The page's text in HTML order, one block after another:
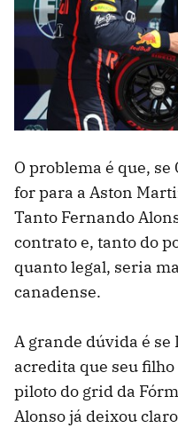
O problema é que,
for para a Aston
Tanto Fernando
contrato e, tanto do
quanto legal, seria
canadense.
A grande dúvida é
acredita que seu
piloto do grid da
Alonso já deixou